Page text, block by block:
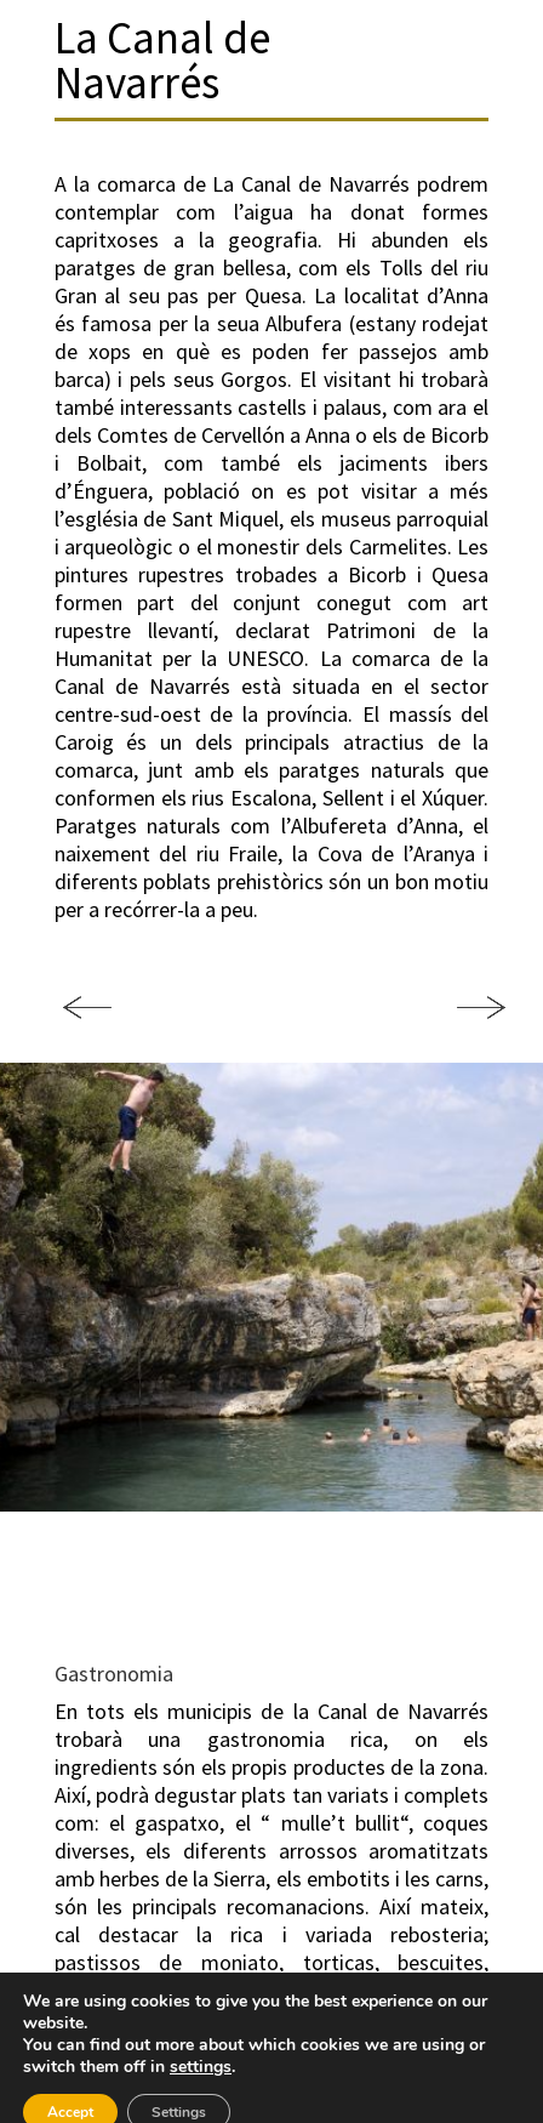
La Canal de
Navarrés
A la comarca de La Canal de Navarrés podrem
contemplar com l’aigua ha donat formes
capritxoses a la geografia. Hi abunden els
paratges de gran bellesa, com els Tolls del riu
Gran al seu pas per Quesa. La localitat d’Anna
és famosa per la seua Albufera (estany rodejat
de xops en què es poden fer passejos amb
barca) i pels seus Gorgos. El visitant hi trobarà
també interessants castells i palaus, com ara el
dels Comtes de Cervellón a Anna o els de Bicorb
i Bolbait, com també els jaciments ibers
d’Énguera, població on es pot visitar a més
l’església de Sant Miquel, els museus parroquial
i arqueològic o el monestir dels Carmelites. Les
pintures rupestres trobades a Bicorb i Quesa
formen part del conjunt conegut com art
rupestre llevantí, declarat Patrimoni de la
Humanitat per la UNESCO. La comarca de la
Canal de Navarrés està situada en el sector
centre-sud-oest de la província. El massís del
Caroig és un dels principals atractius de la
comarca, junt amb els paratges naturals que
conformen els rius Escalona, Sellent i el Xúquer.
Paratges naturals com l’Albufereta d’Anna, el
naixement del riu Fraile, la Cova de l’Aranya i
diferents poblats prehistòrics són un bon motiu
per a recórrer-la a peu.
Gastronomia
En tots els municipis de la Canal de Navarrés
trobarà una gastronomia rica, on els
ingredients són els propis productes de la zona.
Així, podrà degustar plats tan variats i complets
com: el gaspatxo, el “ mulle’t bullit“, coques
diverses, els diferents arrossos aromatitzats
amb herbes de la Sierra, els embotits i les carns,
són les principals recomanacions. Així mateix,
cal destacar la rica i variada rebosteria;
pastissos de moniato, torticas, bescuites,
hogasas, rolletes d’anís, així com la tradicional
mona de pasqua,… L’artesania de l’espart és
comú en la majoria dels municipis d’esta
comarca de l’interior. Igualment són molt
apreciats els formatges frescos artesanals de
We are using cookies to give you the best experience on our
website.
You can find out more about which cookies we are using or
switch them off in settings.
Accept Settings